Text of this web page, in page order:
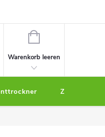
WARENKORB
Warenkorb leeren
Zubehör